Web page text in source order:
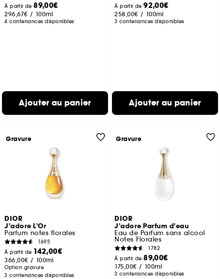
À partir de89,00€
296,67€ / 100ml
4 contenances disponibles
Ajouter au panier
À partir de92,00€
258,00€ / 100ml
3 contenances disponibles
Ajouter au panier
DIOR
J'adore L'Or
Parfum notes florales
1695
À partir de 142,00€
366,00€ / 100ml
Option gravure
3 contenances disponibles
Gravure
DIOR
J'adore Parfum d'eau
Eau de Parfum sans alcool
Notes Florales
1782
À partir de89,00€
175,00€ / 100ml
3 contenances disponibles
Gravure